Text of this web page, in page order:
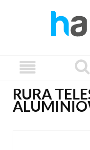
RURA